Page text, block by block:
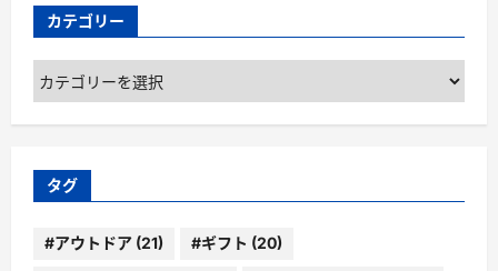
カテゴリー
カ
ゴ
ー
タグ
#アウトドア (21) #ギフト (20)